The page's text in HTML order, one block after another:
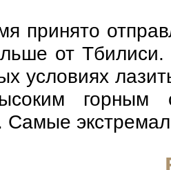
принято
от
условиях
Самые